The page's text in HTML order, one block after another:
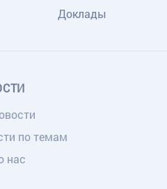
Доклады
по темам
нас